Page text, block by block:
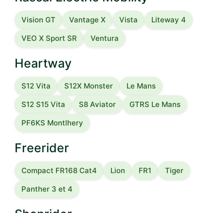
Vision GT Vantage X Vista
Liteway 4
VEO X Sport SR
Ventura
Heartway
S12 Vita S12X Monster
Le Mans
S12 S15 Vita
S8 Aviator
GTRS Le Mans
PF6KS Montlhery
Freerider
Compact FR168 Cat4 Lion FR1
Tiger
Panther 3 et 4